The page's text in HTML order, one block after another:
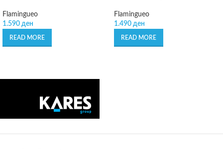
Flamingueo
1.590 ден
READ MORE
Flamingueo
1.490 ден
READ MORE